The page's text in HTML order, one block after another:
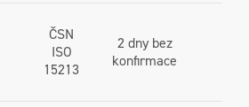
ČSN
ISO
15213
2 dny bez
konfirmace